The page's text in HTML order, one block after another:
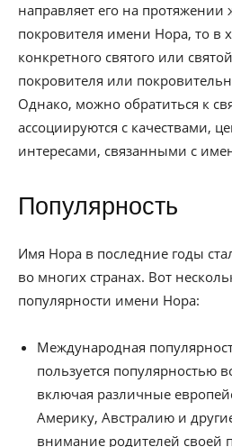
направляет его на протяжении
покровителя имени Нора, то в
конкретного святого или
покровителя или
Однако, можно обратиться к
ассоциируются с качествами,
интересами, связанными с
Популярность
Имя Нора в последние годы
во многих странах. Вот
популярности имени Нора:
Международная
пользуется популярностью
включая различные
Америку, Австралию и
внимание родителей своей